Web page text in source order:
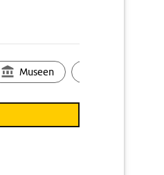
Museen